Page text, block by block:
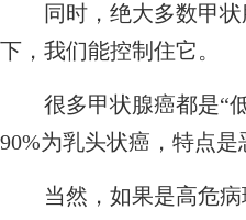
同时，绝大多数甲状
下，我们能控制住它。
很多甲状腺癌都是“低
90%为乳头状癌，特点
当然，如果是高危病